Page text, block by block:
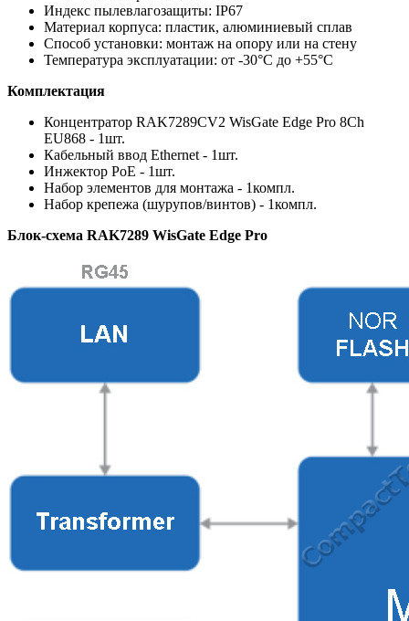
Индекс пылевлагозащиты: IP67
Материал корпуса: пластик, алюминиевый сплав
Способ установки: монтаж на опору или на стену
Температура эксплуатации: от -30°С до +55°С
Комплектация
Концентратор RAK7289CV2 WisGate Edge Pro 8Ch
EU868 - 1шт.
Кабельный ввод Ethernet - 1шт.
Инжектор PoE - 1шт.
Набор элементов для монтажа - 1компл.
Набор крепежа (шурупов/винтов) - 1компл.
Блок-схема RAK7289 WisGate Edge Pro